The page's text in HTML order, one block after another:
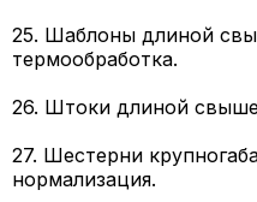
25. Шаблоны длиной
термообработка.
26. Штоки длиной
27. Шестерни
нормализация.